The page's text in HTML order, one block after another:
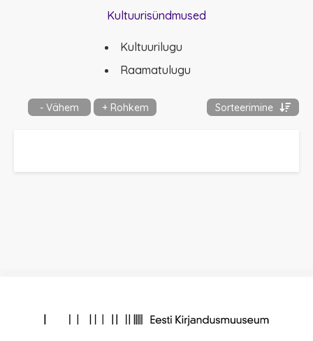
Kultuurisündmused
Kultuurilugu
Raamatulugu
- Vähem + Rohkem Sorteerimine